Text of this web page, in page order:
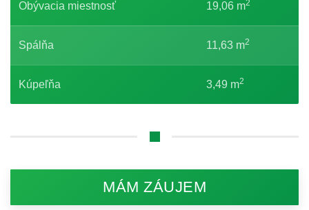
Obývacia miestnosť 19,06 m2
Spálňa 11,63 m2
Kúpeľňa 3,49 m2
MÁM ZÁUJEM